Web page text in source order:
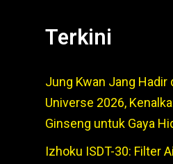
Terkini
Jung Kwan Jang Hadir
Universe 2026,
Ginseng untuk Gaya
Izhoku ISDT-30: Filter